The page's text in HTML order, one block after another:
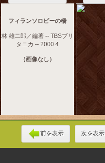
フィランソロピーの橋
林 雄二郎／編著 -- TBSブリ
タニカ -- 2000.4
（画像なし）
前を表示 次を表示